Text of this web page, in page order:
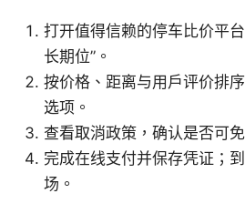
打开值得信赖的停车比价平
长期位”。
按价格、距离与用户评价排
选项。
查看取消政策，确认是否可
完成在线支付并保存凭证；
场。